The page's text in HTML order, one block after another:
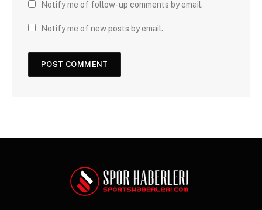
Notify me of follow-up comments by email.
Notify me of new posts by email.